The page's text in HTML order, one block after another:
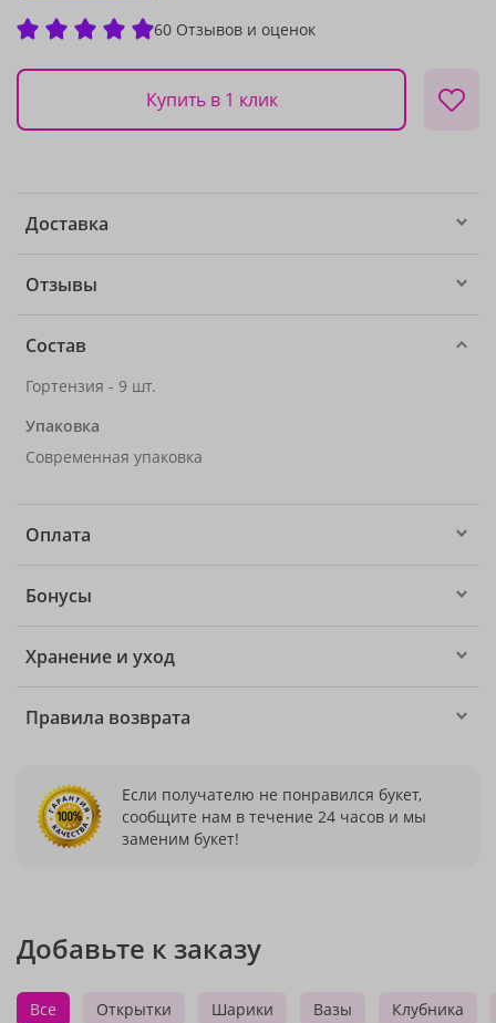
60 Отзывов и оценок
Купить в 1 клик
Доставка
Отзывы
Состав
Гортензия - 9 шт.
Упаковка
Современная упаковка
Оплата
Бонусы
Хранение и уход
Правила возврата
Если получателю не понравился букет,
сообщите нам в течение 24 часов и мы
заменим букет!
Добавьте к заказу
Все Открытки Шарики Вазы Клубника